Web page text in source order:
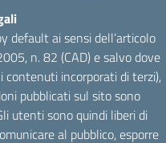
default ai sensi dell’articolo
n. 82 (CAD) e salvo dove
contenuti incorporati di terzi),
pubblicati sul sito sono
utenti sono quindi liberi di
al pubblico, esporre